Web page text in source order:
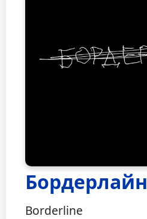
Бордерлайн
Borderline